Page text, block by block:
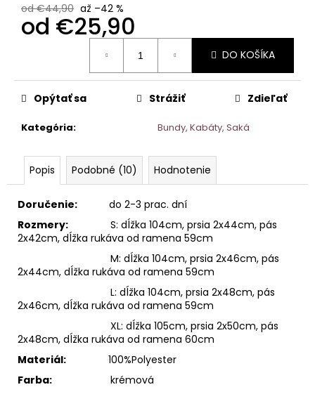
od €44,90 až –42 %
od €25,90
DO KOŠÍKA
Kategória: Bundy, Kabáty, Saká
Opýtať sa Strážiť Zdieľať
Popis Podobné (10) Hodnotenie
Doručenie: do 2-3 prac. dní
Rozmery: S: dĺžka 104cm, prsia 2x44cm, pás
2x42cm, dĺžka rukáva od ramena 59cm
M: dĺžka 104cm, prsia 2x46cm, pás
2x44cm, dĺžka rukáva od ramena 59cm
L: dĺžka 104cm, prsia 2x48cm, pás
2x46cm, dĺžka rukáva od ramena 59cm
XL: dĺžka 105cm, prsia 2x50cm, pás
2x48cm, dĺžka rukáva od ramena 60cm
Materiál:
100%Polyester
Farba:
krémová